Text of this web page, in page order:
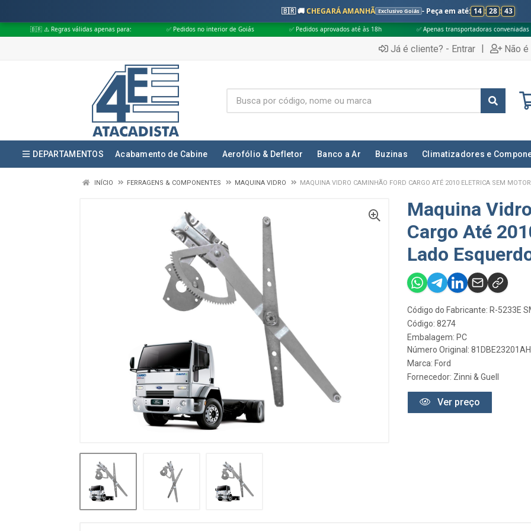
🇧🇷 🚚CHEGARÁ AMANHÃ Exclusivo Goiás - Peça em até: 14 : 28 : 42
válidas apenas para: ✅ Pedidos no interior de Goiás ✅ Pedidos aprovados até às 18h ✅ Apenas transportadoras conveniadas (Grupo G5)
Já é cliente? - Entrar | Não
DEPARTAMENTOS Acabamento de Cabine Aerofólio & Defletor Banco a Ar Buzinas Climatizadores e
INÍCIO FERRAGENS & COMPONENTES MAQUINA VIDRO MAQUINA VIDRO CAMINHÃO FORD CARGO ATÉ 2010 ELETRICA SEM
Maquina
Cargo Até
Lado
Código do Fabricante: R-5233E
Código: 8274
Embalagem: PC
Número Original: 81DBE23201AH
Marca: Ford
Fornecedor: Zinni & Guell
Ver preço